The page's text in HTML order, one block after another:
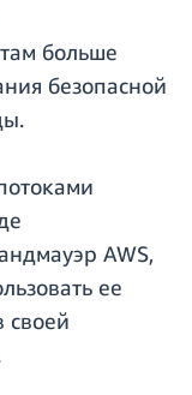
больше
безопасной
AWS,
ее
своей